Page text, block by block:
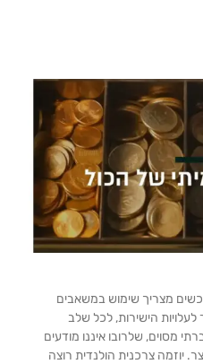
מצריך שימוש במשאבים
הישירות, לכל שלב
מסוים, שלרובו איננו מודעים
יוזמה צרכנית הולנדית רוצה